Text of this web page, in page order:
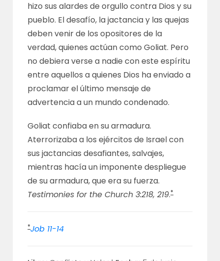
hizo sus alardes de orgullo contra Dios y su
pueblo. El desafío, la jactancia y las quejas
deben venir de los opositores de la
verdad, quienes actúan como Goliat. Pero
no debiera verse a nadie con este espíritu
entre aquellos a quienes Dios ha enviado a
proclamar el último mensaje de
advertencia a un mundo condenado.
Goliat confiaba en su armadura.
Aterrorizaba a los ejércitos de Israel con
sus jactancias desafiantes, salvajes,
mientras hacía un imponente despliegue
de su armadura, que era su fuerza.
Testimonies for the Church 3:218, 219.*
*Job 11-14